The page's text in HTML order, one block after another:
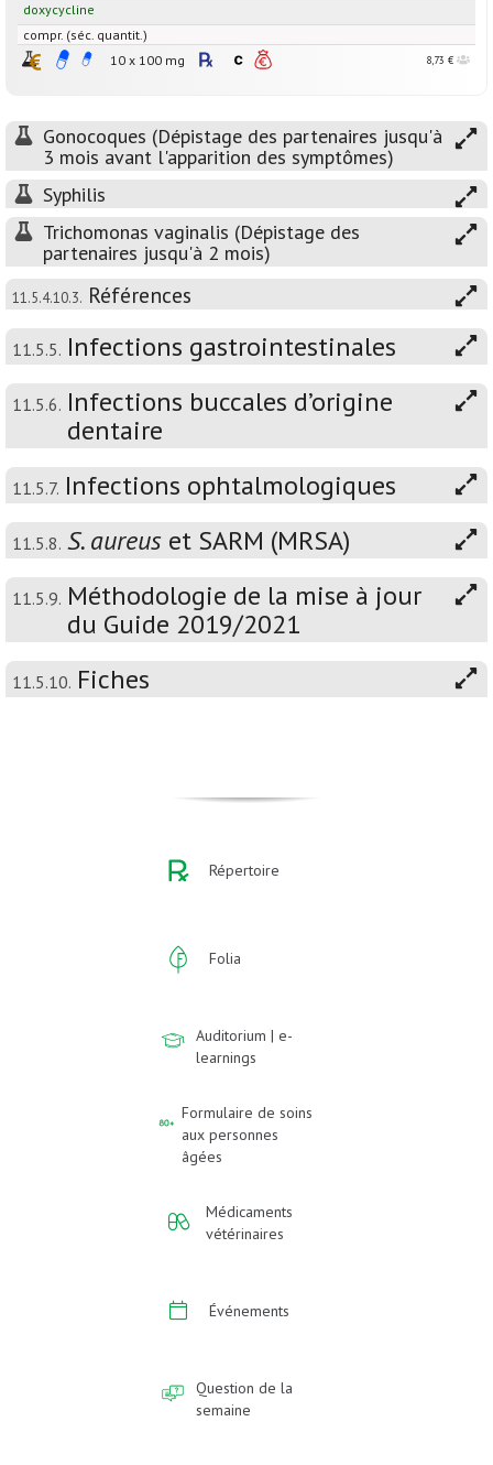
doxycycline
compr. (séc. quantit.)
10 x 100 mg 8,73 €
Gonocoques (Dépistage des partenaires jusqu'à
3 mois avant l'apparition des symptômes)
Syphilis
Trichomonas vaginalis (Dépistage des
partenaires jusqu'à 2 mois)
11.5.4.10.3. Références
11.5.5. Infections gastrointestinales
11.5.6. Infections buccales d’origine
dentaire
11.5.7. Infections ophtalmologiques
11.5.8. S. aureus et SARM (MRSA)
11.5.9. Méthodologie de la mise à jour
du Guide 2019/2021
11.5.10. Fiches
Répertoire
Folia
Auditorium | e-
learnings
Formulaire de soins
aux personnes
âgées
Médicaments
vétérinaires
Événements
Question de la
semaine